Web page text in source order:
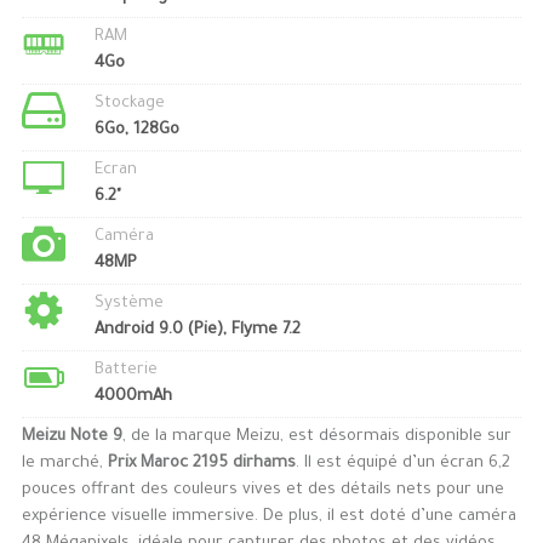
RAM
4Go
Stockage
6Go, 128Go
Ecran
6.2"
Caméra
48MP
Système
Android 9.0 (Pie), Flyme 7.2
Batterie
4000mAh
Meizu Note 9, de la marque Meizu, est désormais disponible sur
le marché, Prix Maroc 2195 dirhams. Il est équipé d’un écran 6,2
pouces offrant des couleurs vives et des détails nets pour une
expérience visuelle immersive. De plus, il est doté d’une caméra